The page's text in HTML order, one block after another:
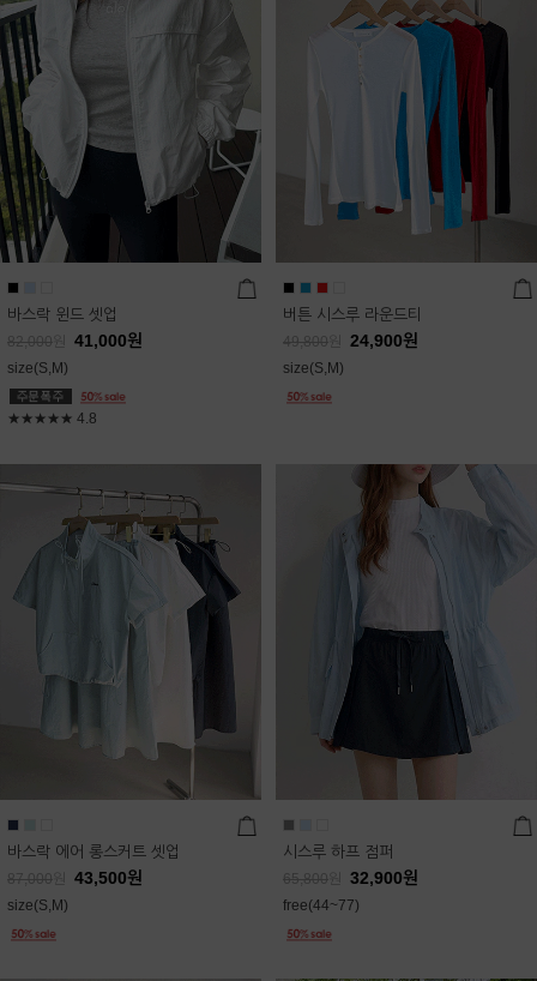
바스락 윈드 셋업
82,000 41,000원
size(S,M)
★★★★★ 4.8
버튼 시스루 라운드티
49,800 24,900원
size(S,M)
바스락 에어 롱스커트 셋업
87,000 43,500원
size(S,M)
시스루 하프 점퍼
65,800 32,900원
free(44~77)